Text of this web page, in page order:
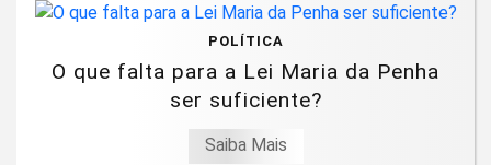
POLÍTICA
O que falta para a Lei Maria da Penha
ser suficiente?
Saiba Mais